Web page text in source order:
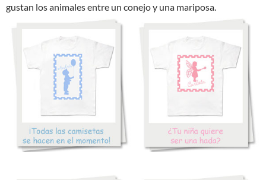
gustan los animales entre un conejo y una mariposa.